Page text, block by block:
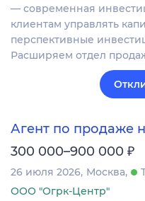
— современная
клиентам управлять
перспективные
Расширяем отдел
Агент по продаже
300 000–900 000 ₽
26 июля 2026 Москва
ООО "Огрк-Центр"